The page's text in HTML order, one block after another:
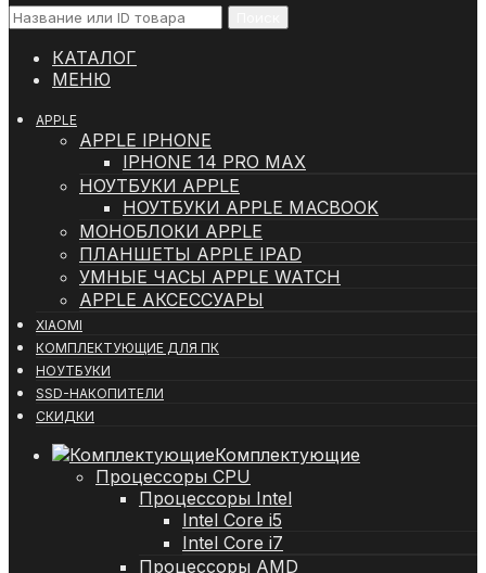
КАТАЛОГ
МЕНЮ
APPLE
APPLE IPHONE
IPHONE 14 PRO MAX
НОУТБУКИ APPLE
НОУТБУКИ APPLE MACBOOK
МОНОБЛОКИ APPLE
ПЛАНШЕТЫ APPLE IPAD
УМНЫЕ ЧАСЫ APPLE WATCH
APPLE АКСЕССУАРЫ
XIAOMI
КОМПЛЕКТУЮЩИЕ ДЛЯ ПК
НОУТБУКИ
SSD-НАКОПИТЕЛИ
СКИДКИ
Комплектующие
Процессоры CPU
Процессоры Intel
Intel Core i5
Intel Core i7
Процессоры AMD